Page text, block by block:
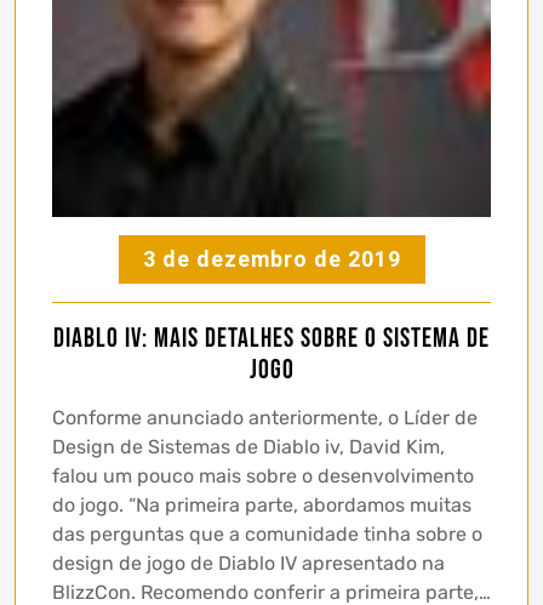
3 de dezembro de 2019
Diablo IV: mais detalhes sobre o sistema de
jogo
Conforme anunciado anteriormente, o Líder de
Design de Sistemas de Diablo iv, David Kim,
falou um pouco mais sobre o desenvolvimento
do jogo. “Na primeira parte, abordamos muitas
das perguntas que a comunidade tinha sobre o
design de jogo de Diablo IV apresentado na
BlizzCon. Recomendo conferir a primeira parte,…